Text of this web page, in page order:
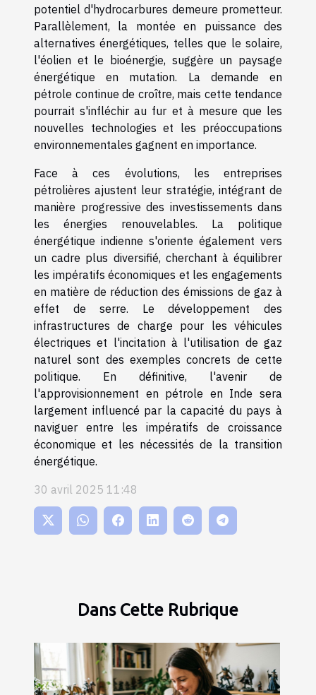
potentiel d'hydrocarbures demeure prometteur.
Parallèlement, la montée en puissance des
alternatives énergétiques, telles que le solaire,
l'éolien et le bioénergie, suggère un paysage
énergétique en mutation. La demande en
pétrole continue de croître, mais cette tendance
pourrait s'infléchir au fur et à mesure que les
nouvelles technologies et les préoccupations
environnementales gagnent en importance.
Face à ces évolutions, les entreprises
pétrolières ajustent leur stratégie, intégrant de
manière progressive des investissements dans
les énergies renouvelables. La politique
énergétique indienne s'oriente également vers
un cadre plus diversifié, cherchant à équilibrer
les impératifs économiques et les engagements
en matière de réduction des émissions de gaz à
effet de serre. Le développement des
infrastructures de charge pour les véhicules
électriques et l'incitation à l'utilisation de gaz
naturel sont des exemples concrets de cette
politique. En définitive, l'avenir de
l'approvisionnement en pétrole en Inde sera
largement influencé par la capacité du pays à
naviguer entre les impératifs de croissance
économique et les nécessités de la transition
énergétique.
30 avril 2025 11:48
Dans Cette Rubrique